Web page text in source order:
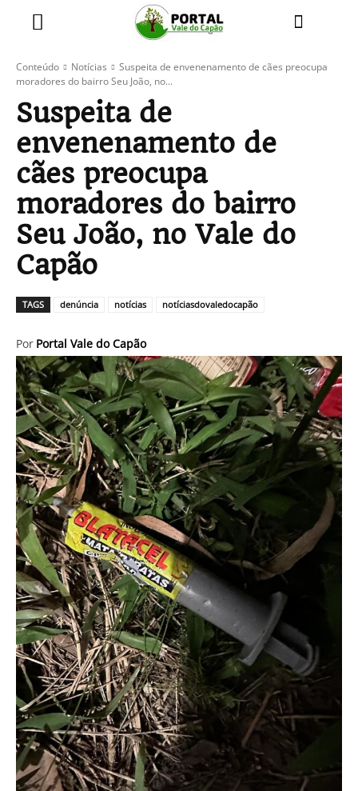
Conteúdo Notícias
Suspeita de envenenamento de cães preocupa
moradores do bairro Seu João, no...
Suspeita de
envenenamento de
cães preocupa
moradores do bairro
Seu João, no Vale do
Capão
TAGS denúncia notícias notíciasdovaledocapão
Por Portal Vale do Capão